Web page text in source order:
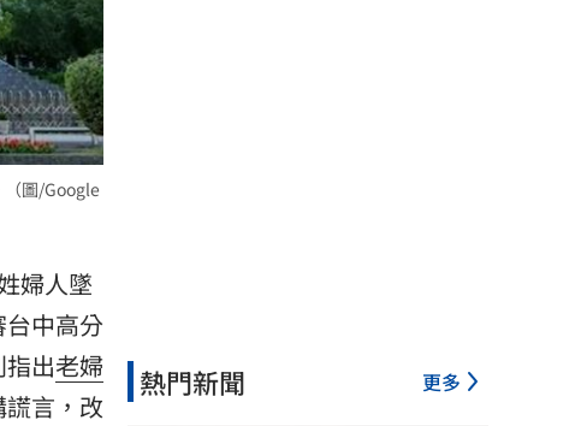
（圖/Google
婦人墜
台中高分
出老婦
言，改
熱門新聞 更多